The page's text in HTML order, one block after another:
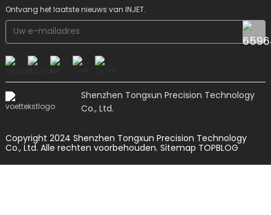
Ontvang het laatste nieuws van INJET.
Shenzhen Tongxun Precision Technology
Co., Ltd.
Copyright 2024 Shenzhen Tongxun Precision Technology
Co., Ltd. Alle rechten voorbehouden. Sitemap TOPBLOG